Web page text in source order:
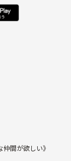
間が欲しい》